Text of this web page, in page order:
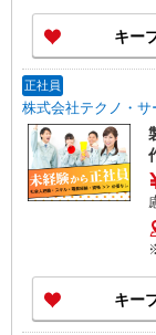
キー
正社員
株式会社テクノ・
キー